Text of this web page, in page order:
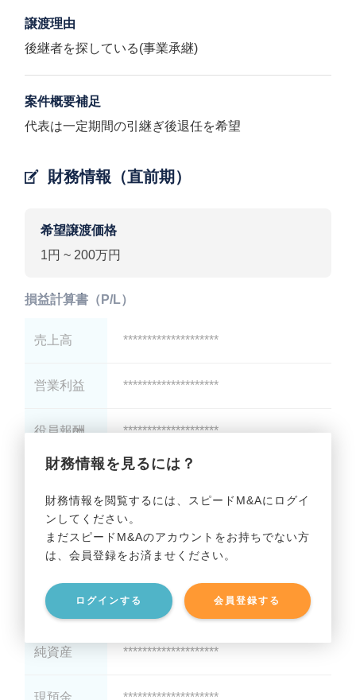
譲渡理由
後継者を探している(事業承継)
案件概要補足
代表は一定期間の引継ぎ後退任を希望
財務情報（直前期）
希望譲渡価格
1円 ~ 200万円
財務情報を見るには？
財務情報を閲覧するには、スピードM&Aにログイ
ンしてください。
まだスピードM&Aのアカウントをお持ちでない方
は、会員登録をお済ませください。
ログインする 会員登録する
損益計算書（P/L）
売上高 ********************
営業利益 ********************
役員報酬 ********************
貸借対照表（B/S）
総資産 ********************
有利子負債 ********************
純資産 ********************
現預金 ********************